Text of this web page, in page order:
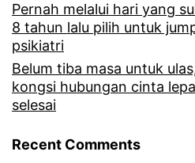
Pernah melalui hari yang
8 tahun lalu pilih untuk
psikiatri
Belum tiba masa untuk
kongsi hubungan cinta
selesai
Recent Comments